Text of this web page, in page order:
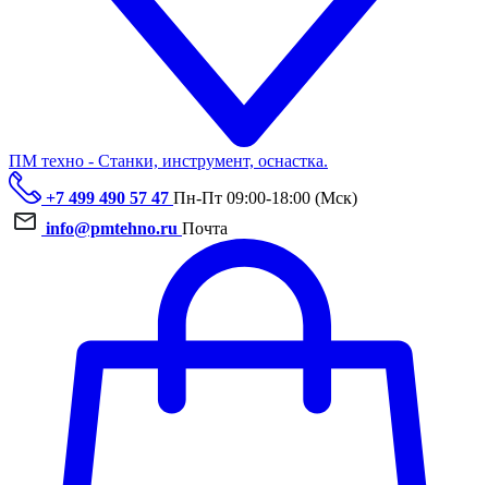
ПМ техно - Станки, инструмент, оснастка.
+7 499 490 57 47 Пн-Пт 09:00-18:00 (Мск)
info@pmtehno.ru Почта